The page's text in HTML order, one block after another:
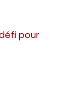
pour